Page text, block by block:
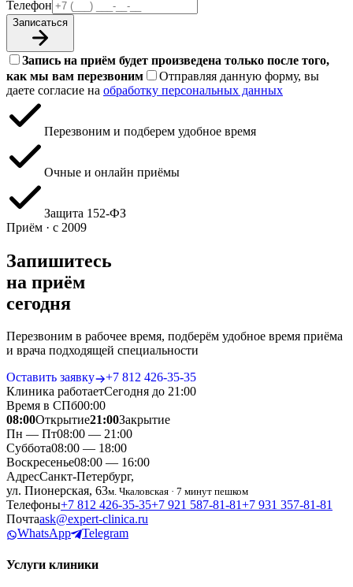
Телефон
Записаться
Запись на приём будет произведена только после того,
как мы вам перезвоним
Отправляя данную форму, вы
даете согласие на обработку персональных данных
Перезвоним и подберем удобное время
Очные и онлайн приёмы
Защита 152‑ФЗ
Приём · с 2009
Запишитесь
на приём
сегодня
Перезвоним в рабочее время, подберём удобное время приёма
и врача подходящей специальности
Оставить заявку
+7 812 426‑35‑35
Клиника работаетСегодня до 21:00
Время в СПб00:00
08:00Открытие21:00Закрытие
Пн — Пт08:00 — 21:00
Суббота08:00 — 18:00
Воскресенье08:00 — 16:00
АдресСанкт-Петербург,
ул. Пионерская, 63м. Чкаловская · 7 минут пешком
Телефоны+7 812 426‑35‑35+7 921 587‑81‑81+7 931 357‑81‑81
Почтаask@expert-clinica.ru
WhatsApp
Telegram
Услуги клиники